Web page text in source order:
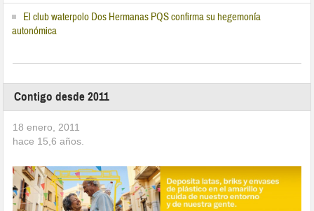
El club waterpolo Dos Hermanas PQS confirma su hegemonía
autonómica
Contigo desde 2011
18 enero, 2011
hace 15,6 años.